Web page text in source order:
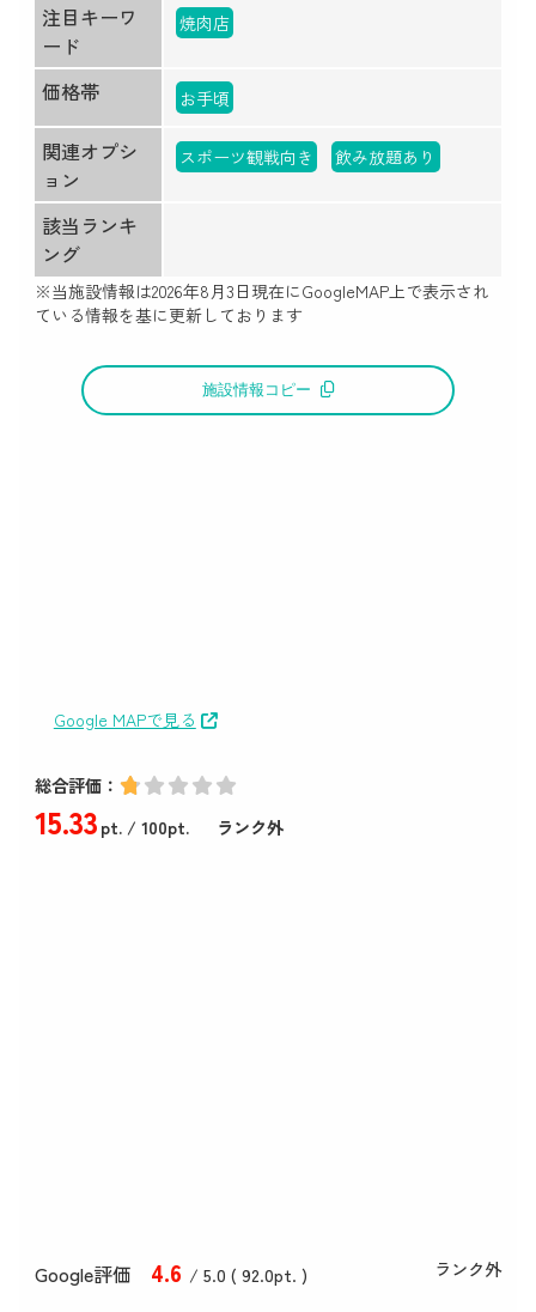
注目キーワ
ード
焼肉店
価格帯 お手頃
関連オプシ
ョン
スポーツ観戦向き 飲み放題あり
該当ランキ
ング
※当施設情報は2026年8月3日現在にGoogleMAP上で表示され
ている情報を基に更新しております
施設情報コピー
Google MAPで見る
総合評価：
15.33pt./ 100pt. ランク外
Google評価 4.6 / 5.0 ( 92.0pt. ) ランク外